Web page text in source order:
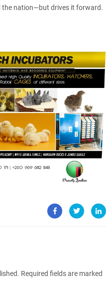
the nation—but drives it forward.
Required fields are marked